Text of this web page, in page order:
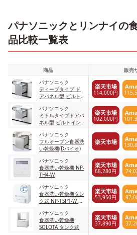
パナソニックとリンナイの
品比較一覧表
商品 販売
パナソニック
ディープタイプ ド
アパネル型 ビルト
M9シリーズ
楽天市場
114,000円
パナソニック
ミドルタイプドアパ
ネル型 ビルトイン
シリーズ ハイグレ
ードモデル
楽天市場
102,000円
パナソニック
フルオープン食器洗
い乾燥機(Dバイオ)
楽天市場
パナソニック
食器洗い乾燥機 NP-
TH4-W
楽天市場
68,280円
パナソニック
食器洗い乾燥機タン
ク式 NP-TSP1-W ホ
楽天市場
53,950円
パナソニック
食器洗い乾燥機
SOLOTA タンク式
楽天市場
37,890円